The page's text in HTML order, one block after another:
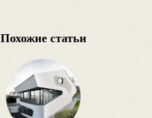
Похожие статьи